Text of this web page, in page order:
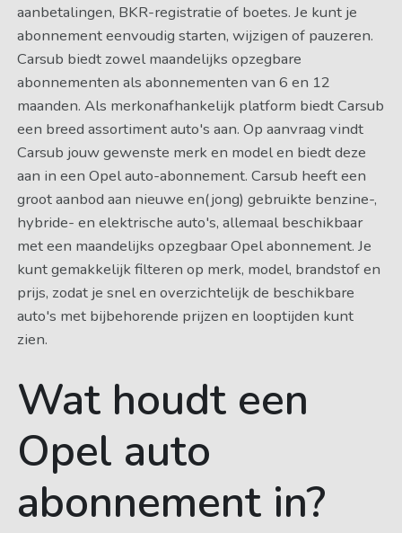
aanbetalingen, BKR-registratie of boetes. Je kunt je
abonnement eenvoudig starten, wijzigen of pauzeren.
Carsub biedt zowel maandelijks opzegbare
abonnementen als abonnementen van 6 en 12
maanden. Als merkonafhankelijk platform biedt Carsub
een breed assortiment auto's aan. Op aanvraag vindt
Carsub jouw gewenste merk en model en biedt deze
aan in een Opel auto-abonnement. Carsub heeft een
groot aanbod aan nieuwe en(jong) gebruikte benzine-,
hybride- en elektrische auto's, allemaal beschikbaar
met een maandelijks opzegbaar Opel abonnement. Je
kunt gemakkelijk filteren op merk, model, brandstof en
prijs, zodat je snel en overzichtelijk de beschikbare
auto's met bijbehorende prijzen en looptijden kunt
zien.
Wat houdt een
Opel auto
abonnement in?